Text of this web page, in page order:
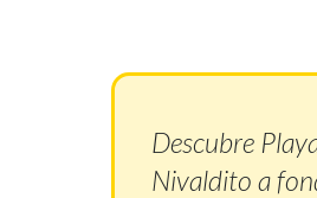
Descubre
Nivaldito a